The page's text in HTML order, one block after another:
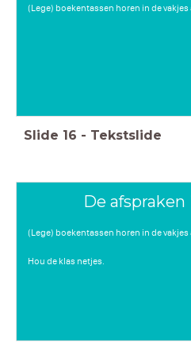
(Lege) boekentassen horen in de vakjes
Slide 16 - Tekstslide
De afspraken
(Lege) boekentassen horen in de vakjes
Hou de klas netjes.